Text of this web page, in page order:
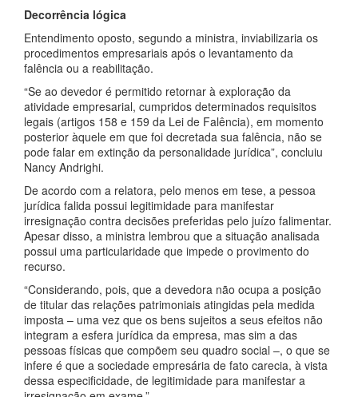
Decorrência lógica
Entendimento oposto, segundo a ministra, inviabilizaria os
procedimentos empresariais após o levantamento da
falência ou a reabilitação.
“Se ao devedor é permitido retornar à exploração da
atividade empresarial, cumpridos determinados requisitos
legais (artigos 158 e 159 da Lei de Falência), em momento
posterior àquele em que foi decretada sua falência, não se
pode falar em extinção da personalidade jurídica”, concluiu
Nancy Andrighi.
De acordo com a relatora, pelo menos em tese, a pessoa
jurídica falida possui legitimidade para manifestar
irresignação contra decisões preferidas pelo juízo falimentar.
Apesar disso, a ministra lembrou que a situação analisada
possui uma particularidade que impede o provimento do
recurso.
“Considerando, pois, que a devedora não ocupa a posição
de titular das relações patrimoniais atingidas pela medida
imposta – uma vez que os bens sujeitos a seus efeitos não
integram a esfera jurídica da empresa, mas sim a das
pessoas físicas que compõem seu quadro social –, o que se
infere é que a sociedade empresária de fato carecia, à vista
dessa especificidade, de legitimidade para manifestar a